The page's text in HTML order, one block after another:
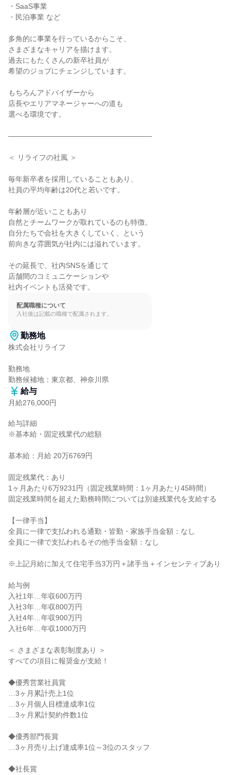
・SaaS事業
・民泊事業 など
多角的に事業を行っているからこそ、
さまざまなキャリアを描けます。
過去にもたくさんの新卒社員が
希望のジョブにチェンジしています。
もちろんアドバイザーから
店長やエリアマネージャーへの道も
選べる環境です。
――――――――――――――――――――
＜ リライフの社風 ＞
毎年新卒者を採用していることもあり、
社員の平均年齢は20代と若いです。
年齢層が近いこともあり
自然とチームワークが取れているのも特徴。
自分たちで会社を大きくしていく、という
前向きな雰囲気が社内には溢れています。
その延長で、社内SNSを通じて
店舗間のコミュニケーションや
社内イベントも活発です。
配属職種について
入社後は記載の職種で配属されます。
勤務地
株式会社リライフ
勤務地
勤務候補地：東京都、神奈川県
給与
月給276,000円
給与詳細
※基本給・固定残業代の総額
基本給：月給 20万6769円
固定残業代：あり
1ヶ月あたり6万9231円（固定残業時間：1ヶ月あたり45時間）
固定残業時間を超えた勤務時間については別途残業代を支給する
【一律手当】
全員に一律で支払われる通勤・皆勤・家族手当金額：なし
全員に一律で支払われるその他手当金額：なし
※上記月給に加えて住宅手当3万円＋諸手当＋インセンティブあり
給与例
入社1年…年収600万円
入社3年…年収800万円
入社4年…年収900万円
入社6年…年収1000万円
＜ さまざまな表彰制度あり ＞
すべての項目に報奨金が支給！
◆優秀営業社員賞
…3ヶ月累計売上1位
…3ヶ月個人目標達成率1位
…3ヶ月累計契約件数1位
◆優秀部門長賞
…3ヶ月売り上げ達成率1位～3位のスタッフ
◆社長賞